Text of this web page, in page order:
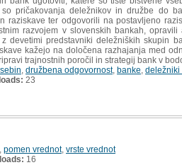
pričakovanja deležnikov in družbe do
raziskave ter odgovorili na postavljeno
razvojem v slovenskih bankah,
devetimi predstavniki deležniških skupin
kažejo na določena razhajanja med
trajnostnih poročil in strategij bank v
družbena odgovornost, banke deležniki
23
pomen vrednot, vrste vrednot
16